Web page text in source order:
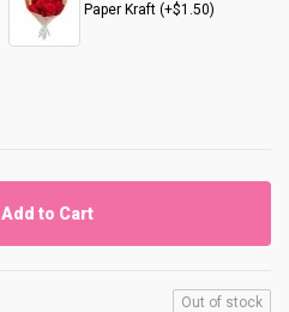
Paper Kraft (+$1.50)
Add to Cart
Out of stock